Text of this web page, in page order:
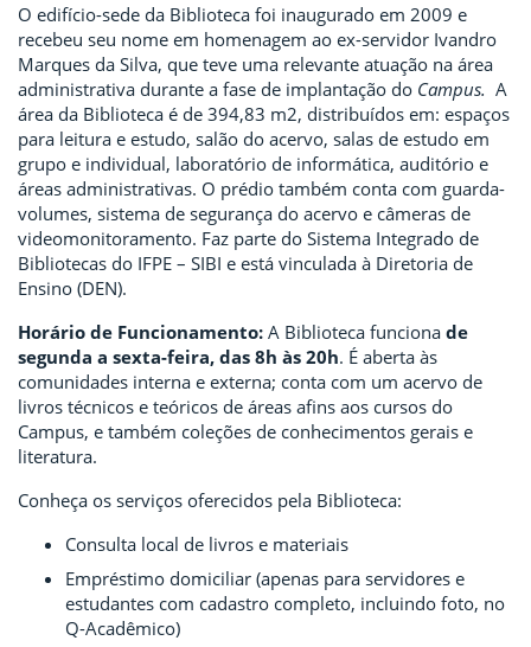
O edifício-sede da Biblioteca foi inaugurado em 2009 e
recebeu seu nome em homenagem ao ex-servidor Ivandro
Marques da Silva, que teve uma relevante atuação na área
administrativa durante a fase de implantação do Campus. A
área da Biblioteca é de 394,83 m2, distribuídos em: espaços
para leitura e estudo, salão do acervo, salas de estudo em
grupo e individual, laboratório de informática, auditório e
áreas administrativas. O prédio também conta com guarda-
volumes, sistema de segurança do acervo e câmeras de
videomonitoramento. Faz parte do Sistema Integrado de
Bibliotecas do IFPE – SIBI e está vinculada à Diretoria de
Ensino (DEN).
Horário de Funcionamento: A Biblioteca funciona de
segunda a sexta-feira, das 8h às 20h. É aberta às
comunidades interna e externa; conta com um acervo de
livros técnicos e teóricos de áreas afins aos cursos do
Campus, e também coleções de conhecimentos gerais e
literatura.
Conheça os serviços oferecidos pela Biblioteca:
Consulta local de livros e materiais
Empréstimo domiciliar (apenas para servidores e
estudantes com cadastro completo, incluindo foto, no
Q-Acadêmico)